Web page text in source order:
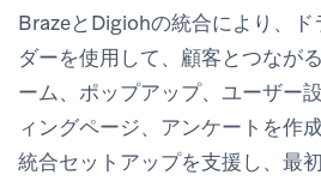
BrazeとDigiohの統合により、
ダーを使用して、顧客とつなが
ーム、ポップアップ、ユーザー
ィングページ、アンケートを作
統合セットアップを支援し、最